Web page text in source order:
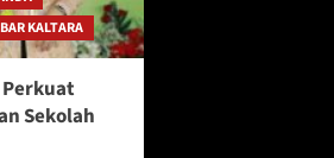
KALTARA
Perkuat
Sekolah